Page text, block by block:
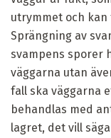
utrymmet och kan
Sprängning av
svampens sporer
väggarna utan
fall ska väggarna
behandlas med
lagret, det vill